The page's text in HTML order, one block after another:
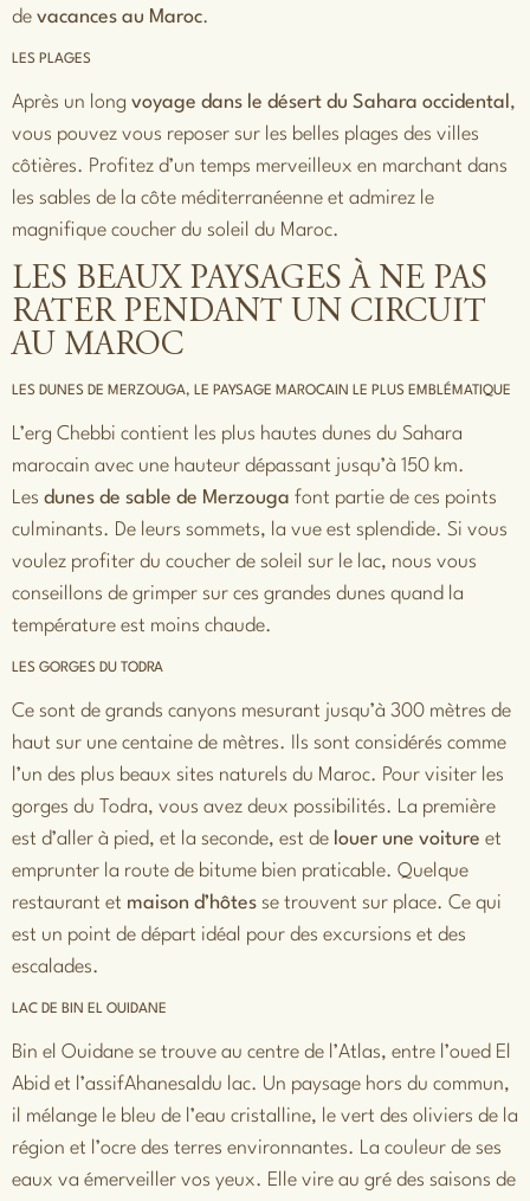
de vacances au Maroc.
LES PLAGES
Après un long voyage dans le désert du Sahara occidental ,
vous pouvez vous reposer sur les belles plages des villes
côtières. Profitez d’un temps merveilleux en marchant dans
les sables de la côte méditerranéenne et admirez le
magnifique coucher du soleil du Maroc.
LES BEAUX PAYSAGES À NE PAS
RATER PENDANT UN CIRCUIT
AU MAROC
LES DUNES DE MERZOUGA, LE PAYSAGE MAROCAIN LE PLUS EMBLÉMATIQUE
L’erg Chebbi contient les plus hautes dunes du Sahara
marocain avec une hauteur dépassant jusqu’à 150 km.
Les dunes de sable de Merzouga font partie de ces points
culminants. De leurs sommets, la vue est splendide. Si vous
voulez profiter du coucher de soleil sur le lac, nous vous
conseillons de grimper sur ces grandes dunes quand la
température est moins chaude.
LES GORGES DU TODRA
Ce sont de grands canyons mesurant jusqu’à 300 mètres de
haut sur une centaine de mètres. Ils sont considérés comme
l’un des plus beaux sites naturels du Maroc. Pour visiter les
gorges du Todra, vous avez deux possibilités. La première
est d’aller à pied, et la seconde, est de louer une voiture et
emprunter la route de bitume bien praticable. Quelque
restaurant et maison d’hôtes se trouvent sur place. Ce qui
est un point de départ idéal pour des excursions et des
escalades.
LAC DE BIN EL OUIDANE
Bin el Ouidane se trouve au centre de l’Atlas, entre l’oued El
Abid et l’assifAhanesaldu lac. Un paysage hors du commun,
il mélange le bleu de l’eau cristalline, le vert des oliviers de la
région et l’ocre des terres environnantes. La couleur de ses
eaux va émerveiller vos yeux. Elle vire au gré des saisons de